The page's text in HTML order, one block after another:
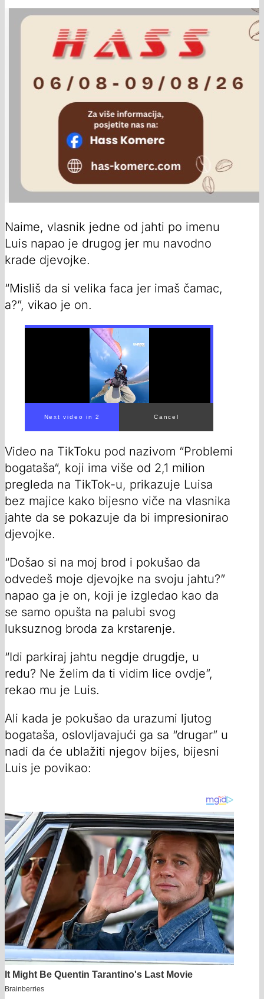
Naime, vlasnik jedne od jahti po imenu
Luis napao je drugog jer mu navodno
krade djevojke.
“Misliš da si velika faca jer imaš čamac,
a?”, vikao je on.
Video na TikToku pod nazivom “Problemi
bogataša“, koji ima više od 2,1 milion
pregleda na TikTok-u, prikazuje Luisa
bez majice kako bijesno viče na vlasnika
jahte da se pokazuje da bi impresionirao
djevojke.
“Došao si na moj brod i pokušao da
odvedeš moje djevojke na svoju jahtu?”
napao ga je on, koji je izgledao kao da
se samo opušta na palubi svog
luksuznog broda za krstarenje.
“Idi parkiraj jahtu negdje drugdje, u
redu? Ne želim da ti vidim lice ovdje”,
rekao mu je Luis.
Ali kada je pokušao da urazumi ljutog
bogataša, oslovljavajući ga sa “drugar” u
nadi da će ublažiti njegov bijes, bijesni
Luis je povikao: